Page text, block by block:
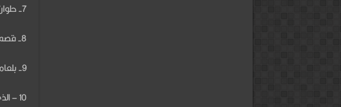
7- حلوان العرافه .
8- قصه الأتان العجيبه – حديث بلعام مع الأتان .
9- بلعام أصبح اعمي القلب بسبب طمعه ورغبته في أموال وهدايا بالاق .
10 – الذي يباركه الله لايستطيع أن يلعنه أحد .